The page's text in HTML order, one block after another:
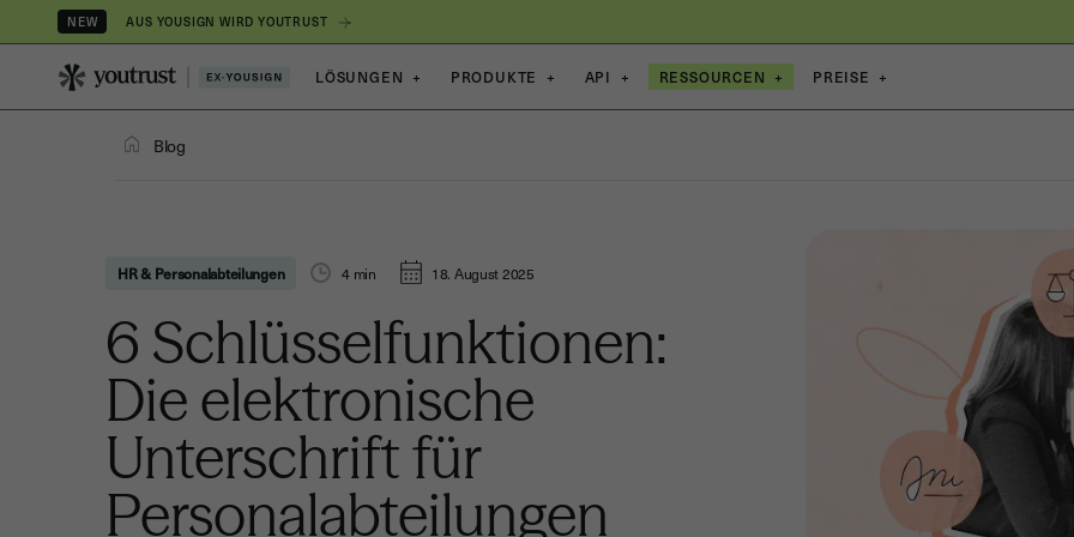
NEW AUS YOUSIGN WIRD YOUTRUST
LÖSUNGEN + PRODUKTE + API + RESSOURCEN + PREISE +
Blog
HR & Personalabteilungen 4 min 18. August 2025
6 Schlüsselfunktionen:
Die elektronische
Unterschrift für
Personalabteilungen